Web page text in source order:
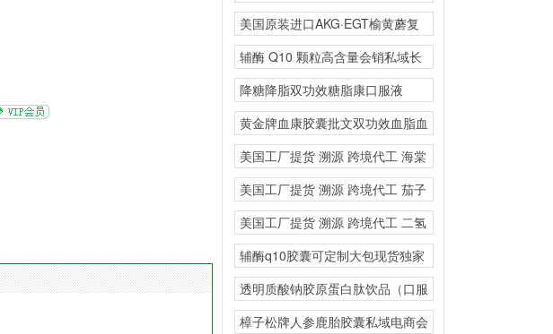
货 溯源 跨
美国原装进口AKG·EGT榆黄蘑复
合粉海外源头工厂
辅酶 Q10 颗粒高含量会销私域长
线产品
降糖降脂双功效糖脂康口服液
黄金牌血康胶囊批文双功效血脂血
压有效果走长线私域会
美国工厂提货 溯源 跨境代工 海棠
叶竹叶黄酮
美国工厂提货 溯源 跨境代工 茄子
粉胶原蛋白
美国工厂提货 溯源 跨境代工 二氢
槲皮素复合固
辅酶q10胶囊可定制大包现货独家
专利
透明质酸钠胶原蛋白肽饮品（口服
玻尿酸）私域流量小程
樟子松牌人参鹿胎胶囊私域电商会